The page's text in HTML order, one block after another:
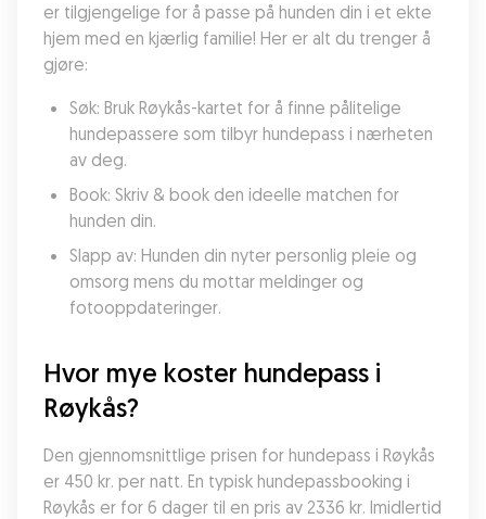
er tilgjengelige for å passe på hunden din i et ekte
hjem med en kjærlig familie! Her er alt du trenger å
gjøre:
Søk: Bruk Røykås-kartet for å finne pålitelige
hundepassere som tilbyr hundepass i nærheten
av deg.
Book: Skriv & book den ideelle matchen for
hunden din.
Slapp av: Hunden din nyter personlig pleie og
omsorg mens du mottar meldinger og
fotooppdateringer.
Hvor mye koster hundepass i
Røykås?
Den gjennomsnittlige prisen for hundepass i Røykås
er 450 kr. per natt. En typisk hundepassbooking i
Røykås er for 6 dager til en pris av 2336 kr. Imidlertid